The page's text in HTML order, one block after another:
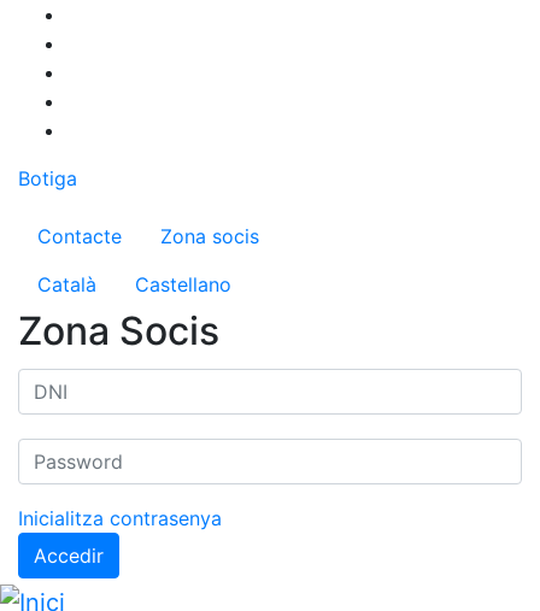
contingut
Botiga
Menú del compte d'usuari
Contacte
Zona socis
Català
Castellano
Zona Socis
Inicialitza contrasenya
Accedir